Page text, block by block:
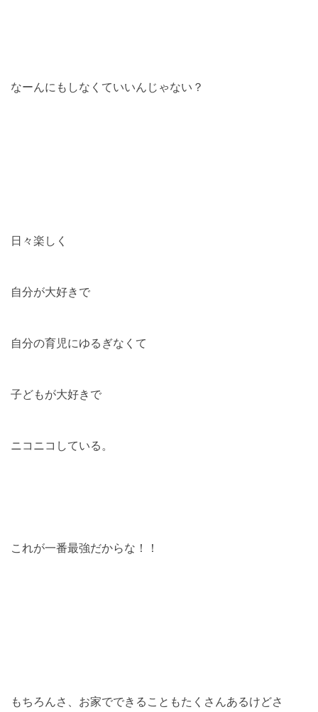
なーんにもしなくていいんじゃない？
日々楽しく
自分が大好きで
自分の育児にゆるぎなくて
子どもが大好きで
ニコニコしている。
これが一番最強だからな！！
もちろんさ、お家でできることもたくさんあるけどさ